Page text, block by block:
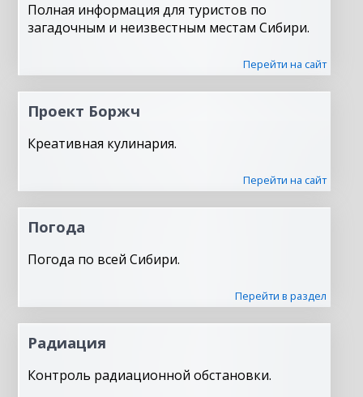
Полная информация для туристов по
загадочным и неизвестным местам Сибири.
Перейти на сайт
Проект Боржч
Креативная кулинария.
Перейти на сайт
Погода
Погода по всей Сибири.
Перейти в раздел
Радиация
Контроль радиационной обстановки.